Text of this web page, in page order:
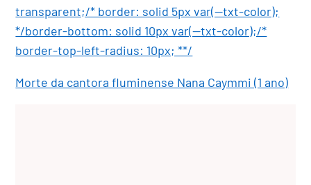
transparent;/* border: solid 5px var(--txt-color);
*/border-bottom: solid 10px var(--txt-color);/*
border-top-left-radius: 10px; **/
Morte da cantora fluminense Nana Caymmi (1 ano)